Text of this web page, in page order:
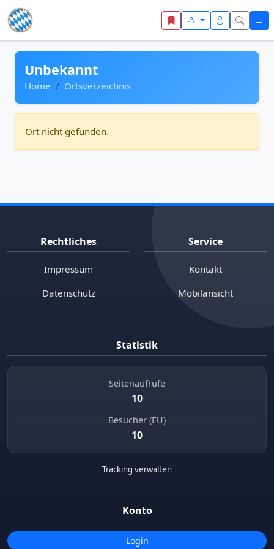
Zum Inhalt springen
Unbekannt
Home Ortsverzeichnis
Ort nicht gefunden.
Rechtliches
Impressum
Datenschutz
Service
Kontakt
Mobilansicht
Statistik
Seitenaufrufe
10
Besucher (EU)
10
Tracking verwalten
Konto
Login